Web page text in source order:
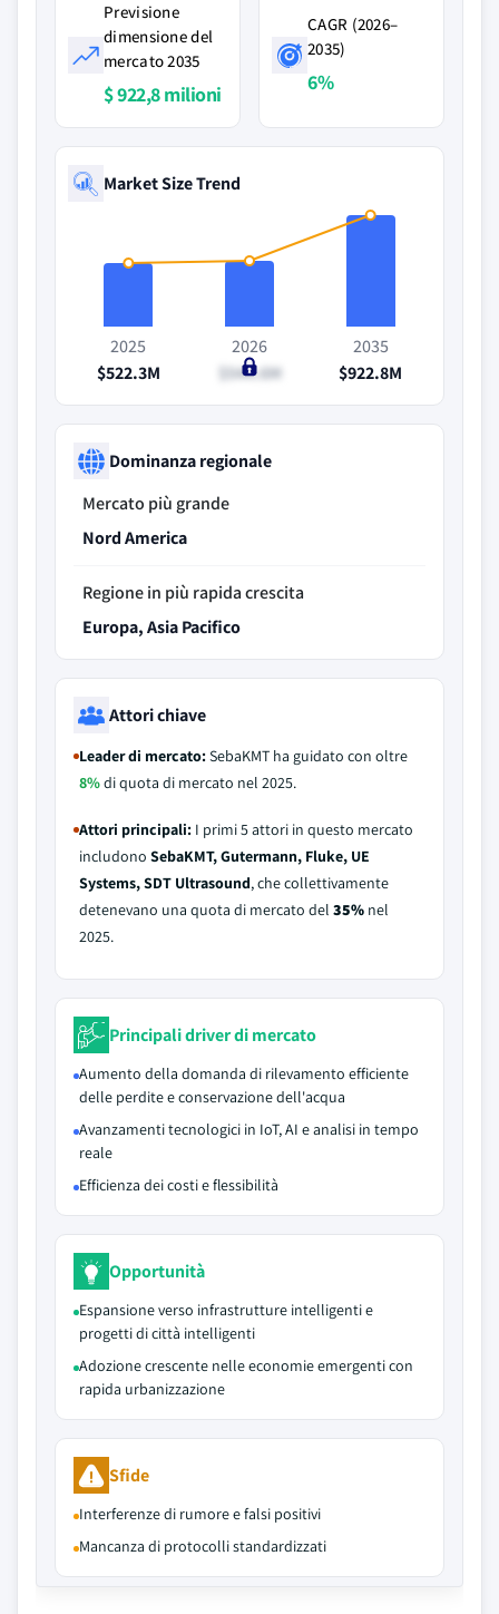
Previsione
dimensione del
mercato 2035
$ 922,8 milioni
CAGR (2026–
2035)
6%
Market Size Trend
2025
$522.3M
2026
$544.6M
2035
$922.8M
Dominanza regionale
Mercato più grande
Nord America
Regione in più rapida crescita
Europa, Asia Pacifico
Attori chiave
Leader di mercato:SebaKMT ha guidato con oltre
8%di quota di mercato nel 2025.
Attori principali: I primi 5 attori in questo mercato
includono SebaKMT, Gutermann, Fluke, UE
Systems, SDT Ultrasound, che collettivamente
detenevano una quota di mercato del 35% nel
2025.
Principali driver di mercato
Aumento della domanda di rilevamento efficiente
delle perdite e conservazione dell'acqua
Avanzamenti tecnologici in IoT, AI e analisi in tempo
reale
Efficienza dei costi e flessibilità
Opportunità
Espansione verso infrastrutture intelligenti e
progetti di città intelligenti
Adozione crescente nelle economie emergenti con
rapida urbanizzazione
Sfide
Interferenze di rumore e falsi positivi
Mancanza di protocolli standardizzati